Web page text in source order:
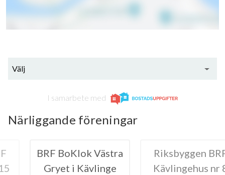
Välj
I samarbete med
Närliggande föreningar
Västra
Riksbyggen BRF
Kävlingehus nr 8